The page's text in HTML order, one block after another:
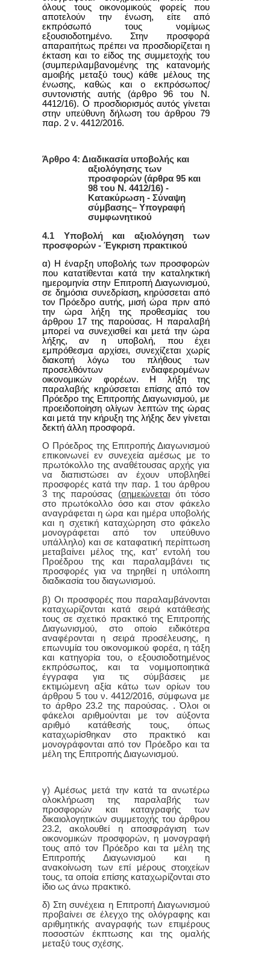
όλους τους οικονομικούς φορείς που
αποτελούν την ένωση, είτε από
εκπρόσωπό τους νομίμως
εξουσιοδοτημένο. Στην προσφορά
απαραιτήτως πρέπει να προσδιορίζεται η
έκταση και το είδος της συμμετοχής του
(συμπεριλαμβανομένης της κατανομής
αμοιβής μεταξύ τους) κάθε μέλους της
ένωσης, καθώς και ο εκπρόσωπος/
συντονιστής αυτής (άρθρο 96 του Ν.
4412/16). Ο προσδιορισμός αυτός γίνεται
στην υπεύθυνη δήλωση του άρθρου 79
παρ. 2 ν. 4412/2016.
Άρθρο 4: Διαδικασία υποβολής και
αξιολόγησης των
προσφορών (άρθρα 95 και
98 του Ν. 4412/16)-
Κατακύρωση - Σύναψη
σύμβασης– Υπογραφή
συμφωνητικού
4.1 Υποβολή και αξιολόγηση των
προσφορών - Έγκριση πρακτικού
α) Η έναρξη υποβολής των προσφορών
που κατατίθενται κατά την καταληκτική
ημερομηνία στην Επιτροπή Διαγωνισμού,
σε δημόσια συνεδρίαση,κηρύσσεται από
τον Πρόεδρο αυτής, μισή ώρα πριν από
την ώρα λήξη της προθεσμίας του
άρθρου 17 της παρούσας. Η παραλαβή
μπορεί να συνεχισθεί και μετά την ώρα
λήξης, αν η υποβολή, που έχει
εμπρόθεσμα αρχίσει, συνεχίζεται χωρίς
διακοπή λόγω του πλήθους των
προσελθόντων ενδιαφερομένων
οικονομικών φορέων. Η λήξη της
παραλαβής κηρύσσεται επίσης από τον
Πρόεδρο της Επιτροπής Διαγωνισμού, με
προειδοποίηση ολίγων λεπτών της ώρας
και μετά την κήρυξη της λήξης δεν γίνεται
δεκτή άλλη προσφορά.
Ο Πρόεδρος της Επιτροπής Διαγωνισμού
επικοινωνεί εν συνεχεία αμέσως με το
πρωτόκολλο της αναθέτουσας αρχής για
να διαπιστώσει αν έχουν υποβληθεί
προσφορές κατά την παρ. 1 του άρθρου
3 της παρούσας (σημειώνεταιότι τόσο
στο πρωτόκολλο όσο και στον φάκελο
αναγράφεται η ώρα και ημέρα υποβολής
και η σχετική καταχώρηση στο φάκελο
μονογράφεται από τον υπεύθυνο
υπάλληλο) και σε καταφατική περίπτωση
μεταβαίνει μέλος της, κατ’ εντολή του
Προέδρου της και παραλαμβάνει τις
προσφορές για να τηρηθεί η υπόλοιπη
διαδικασία του διαγωνισμού.
β) Οι προσφορές που παραλαμβάνονται
καταχωρίζονται κατά σειρά κατάθεσής
τους σε σχετικό πρακτικό της Επιτροπής
Διαγωνισμού, στο οποίο ειδικότερα
αναφέρονται η σειρά προσέλευσης, η
επωνυμία του οικονομικού φορέα, η τάξη
και κατηγορία του, ο εξουσιοδοτημένος
εκπρόσωπος, και τα νομιμοποιητικά
έγγραφα για τις σύμβάσεις με
εκτιμώμενη αξία κάτω των ορίων του
άρθρου 5 του ν. 4412/2016, σύμφωνα με
το άρθρο 23.2 της παρούσας. . Όλοι οι
φάκελοι αριθμούνται με τον αύξοντα
αριθμό κατάθεσής τους, όπως
καταχωρίσθηκαν στο πρακτικό και
μονογράφονται από τον Πρόεδρο και τα
μέλη της Επιτροπής Διαγωνισμού.
γ) Αμέσως μετά την κατά τα ανωτέρω
ολοκλήρωση της παραλαβής των
προσφορών και καταγραφής των
δικαιολογητικών συμμετοχής του άρθρου
23.2, ακολουθεί η αποσφράγιση των
οικονομικών προσφορών, η μονογραφή
τους από τον Πρόεδρο και τα μέλη της
Επιτροπής Διαγωνισμού και η
ανακοίνωση των επί μέρους στοιχείων
τους, τα οποία επίσης καταχωρίζονται στο
ίδιο ως άνω πρακτικό.
δ) Στη συνέχεια η Επιτροπή Διαγωνισμού
προβαίνει σε έλεγχο της ολόγραφης και
αριθμητικής αναγραφής των επιμέρους
ποσοστών έκπτωσης και της ομαλής
μεταξύ τους σχέσης.